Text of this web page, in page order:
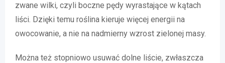
zwane wilki, czyli boczne pędy wyrastające w kątach
liści. Dzięki temu roślina kieruje więcej energii na
owocowanie, a nie na nadmierny wzrost zielonej masy.
Można też stopniowo usuwać dolne liście, zwłaszcza